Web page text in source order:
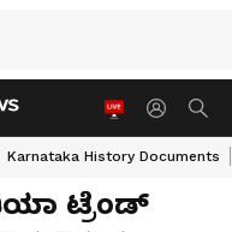
Karnataka History Documents
ಟ್ರೆಂಡ್